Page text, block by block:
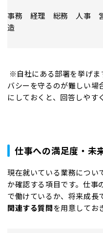
事務 経理 総務 人事
造
※自社にある部署を挙げま
バシーを守るのが難しい場
にしておくと、回答しやす
仕事への満足度・未
現在就いている業務につい
か確認する項目です。仕事
で働けているか、将来成長
関連する質問を用意してお